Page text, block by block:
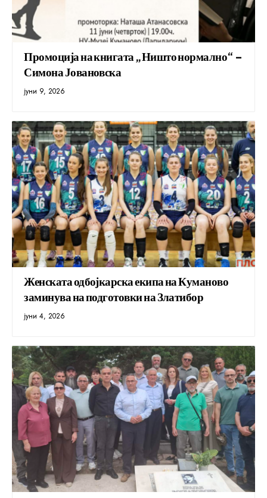
Промоција на книгата „Ништо нормално“ –
Симона Јовановска
јуни 9, 2026
Женската одбојкарска екипа на Куманово
заминува на подготовки на Златибор
јуни 4, 2026